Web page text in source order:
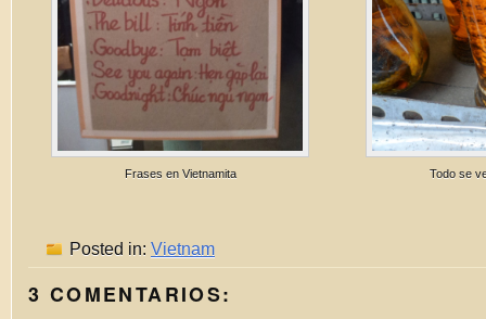
Frases en Vietnamita Todo se
Posted in: Vietnam
3 COMENTARIOS: